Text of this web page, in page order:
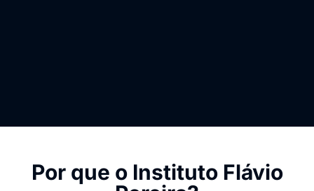
Por que o Instituto Flávio